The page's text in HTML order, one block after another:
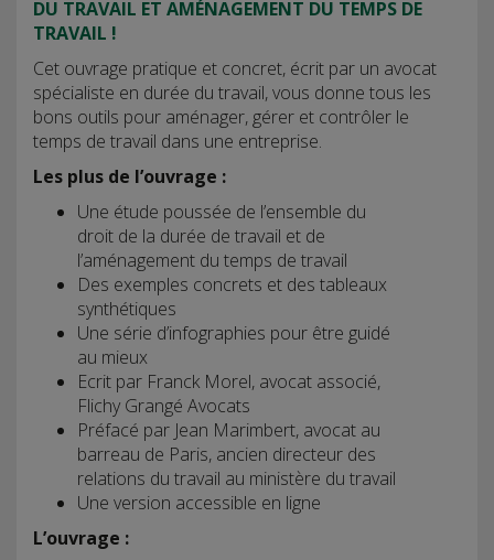
DU TRAVAIL ET AMÉNAGEMENT DU TEMPS DE
TRAVAIL !
Cet ouvrage pratique et concret, écrit par un avocat
spécialiste en durée du travail, vous donne tous les
bons outils pour aménager, gérer et contrôler le
temps de travail dans une entreprise.
Les plus de l’ouvrage :
Une étude poussée de l’ensemble du
droit de la durée de travail et de
l’aménagement du temps de travail
Des exemples concrets et des tableaux
synthétiques
Une série d’infographies pour être guidé
au mieux
Ecrit par Franck Morel, avocat associé,
Flichy Grangé Avocats
Préfacé par Jean Marimbert, avocat au
barreau de Paris, ancien directeur des
relations du travail au ministère du travail
Une version accessible en ligne
L’ouvrage :